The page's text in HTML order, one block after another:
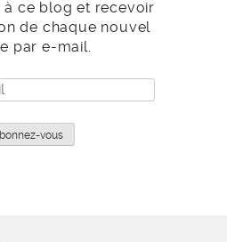
ce blog et recevoir
de chaque nouvel
par e-mail.
vous